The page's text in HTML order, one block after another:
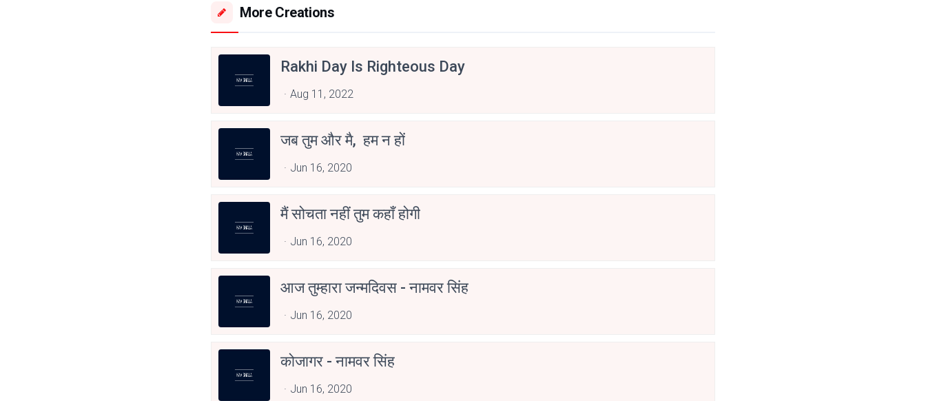
More Creations
Rakhi Day Is Righteous Day
Aug 11, 2022
जब तुम और मै, हम न हों
Jun 16, 2020
मैं सोचता नहीं तुम कहाँ होगी
Jun 16, 2020
आज तुम्हारा जन्मदिवस - नामवर सिंह
Jun 16, 2020
कोजागर - नामवर सिंह
Jun 16, 2020